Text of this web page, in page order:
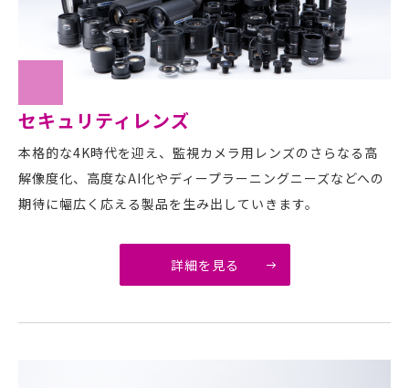
セキュリティレンズ
本格的な4K時代を迎え、監視カメラ用レンズのさらなる高
解像度化、高度なAI化やディープラーニングニーズなどへの
期待に幅広く応える製品を生み出していきます。
詳細を見る